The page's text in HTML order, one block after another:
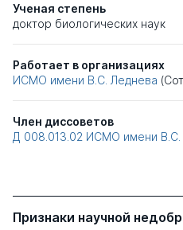
Ученая степень
доктор биологических наук
Работает в организациях
ИСМО имени В.С. Леднева
Член диссоветов
Д 008.013.02 ИСМО имени В.С.
Признаки научной